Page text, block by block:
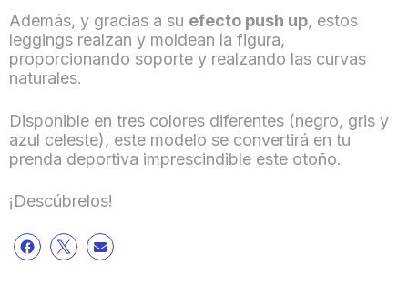
Además, y gracias a su efecto push up, estos
leggings realzan y moldean la figura,
proporcionando soporte y realzando las curvas
naturales.
Disponible en tres colores diferentes (negro, gris y
azul celeste), este modelo se convertirá en tu
prenda deportiva imprescindible este otoño.
¡Descúbrelos!